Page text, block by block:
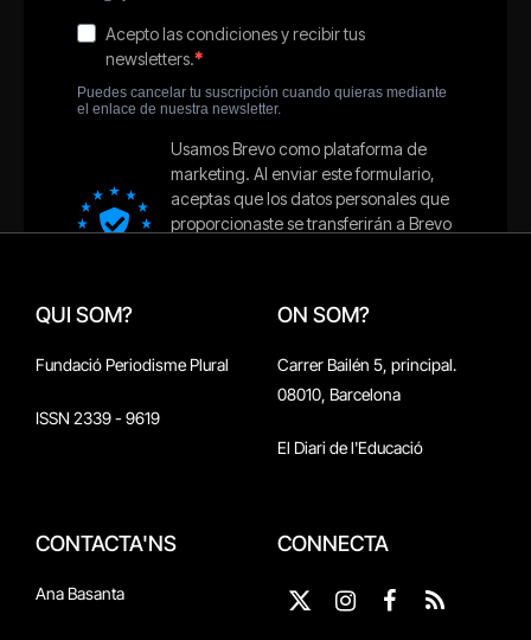
QUI SOM?
Fundació Periodisme Plural
ISSN 2339 - 9619
ON SOM?
Carrer Bailén 5, principal.
08010, Barcelona
El Diari de l'Educació
CONTACTA'NS
Ana Basanta
CONNECTA
X
Instagram
Facebook
RSS